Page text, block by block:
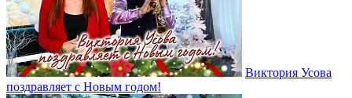
Виктория Усова
поздравляет с Новым годом!